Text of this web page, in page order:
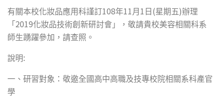
有關本校化妝品應用科謹訂108年11 月 1 日 (星期五)辦理
「 2019化妝品技術創新研討會」，敬請貴校美容相關科系
師生踴躍參加，請查照。
說明:
一、研習對象：敬邀全國高中高職及技專校院相關系科產官
學